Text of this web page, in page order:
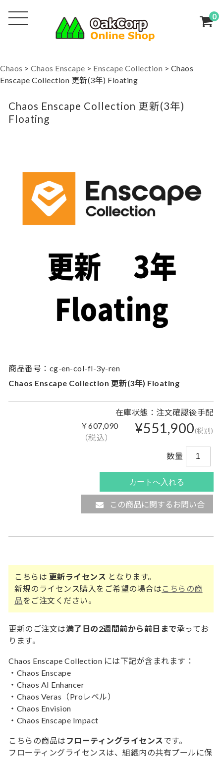
0
Chaos > Chaos Enscape > Enscape Collection > Chaos
Enscape Collection 更新(3年) Floating
Chaos Enscape Collection 更新(3年)
Floating
商品番号：cg-en-col-fl-3y-ren
Chaos Enscape Collection 更新(3年) Floating
在庫状態：注文確認後手配
¥551,900(税別)
￥607,090
（税込）
数量
この商品に関するお問い合
こちらは 更新ライセンス となります。
新規のライセンス購入をご希望の場合は こちらの商
品をご注文ください。
更新のご注文は満了日の2週間前から前日まで承ってお
ります。
Chaos Enscape Collection には下記が含まれます：
・Chaos Enscape
・Chaos AI Enhancer
・Chaos Veras（Proレベル）
・Chaos Envision
・Chaos Enscape Impact
こちらの商品は フローティングライセンスです。
フローティングライセンスは、組織内の共有プールに保